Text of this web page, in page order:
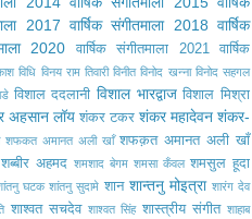
2017 वार्षिक संगीतमाला 2018 वार्षिक
2020 वार्षिक संगीतमाला 2021
वार्षिक
विधि विनय राम तिवारी विनीत विनोद खन्ना विनोद सहगल
विशाल ददलानी विशाल भारद्वाज विशाल मिश्रा
अहसान लॉय शंकर टकर शंकर महादेवन शंकर-
शफकत अमानत अली खाँ शफक़त अमानत अली खाँ
शब्बीर अहमद शमशाद बेगम शमसा कँवल शमसुल हूदा
घटक शांतनु सुदामे शान शान्तनु मोइत्रा शारंग देव
शाश्वत सचदेव शाश्वत सिंह शास्त्रीय संगीत शाहाब